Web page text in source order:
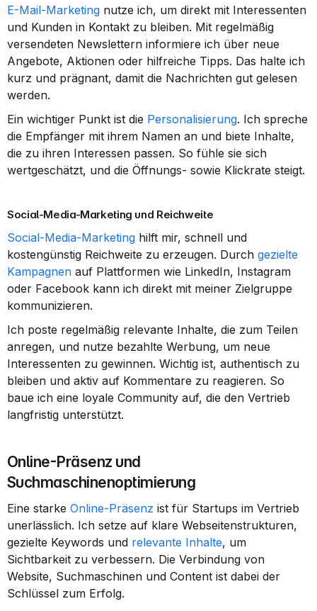
E-Mail-Marketing nutze ich, um direkt mit Interessenten
und Kunden in Kontakt zu bleiben. Mit regelmäßig
versendeten Newslettern informiere ich über neue
Angebote, Aktionen oder hilfreiche Tipps. Das halte ich
kurz und prägnant, damit die Nachrichten gut gelesen
werden.
Ein wichtiger Punkt ist die Personalisierung. Ich spreche
die Empfänger mit ihrem Namen an und biete Inhalte,
die zu ihren Interessen passen. So fühle sie sich
wertgeschätzt, und die Öffnungs- sowie Klickrate steigt.
Social-Media-Marketing und Reichweite
Social-Media-Marketing hilft mir, schnell und
kostengünstig Reichweite zu erzeugen. Durch gezielte
Kampagnen auf Plattformen wie LinkedIn, Instagram
oder Facebook kann ich direkt mit meiner Zielgruppe
kommunizieren.
Ich poste regelmäßig relevante Inhalte, die zum Teilen
anregen, und nutze bezahlte Werbung, um neue
Interessenten zu gewinnen. Wichtig ist, authentisch zu
bleiben und aktiv auf Kommentare zu reagieren. So
baue ich eine loyale Community auf, die den Vertrieb
langfristig unterstützt.
Online-Präsenz und
Suchmaschinenoptimierung
Eine starke Online-Präsenz ist für Startups im Vertrieb
unerlässlich. Ich setze auf klare Webseitenstrukturen,
gezielte Keywords und relevante Inhalte, um
Sichtbarkeit zu verbessern. Die Verbindung von
Website, Suchmaschinen und Content ist dabei der
Schlüssel zum Erfolg.